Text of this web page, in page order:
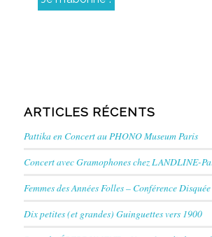
ARTICLES RÉCENTS
Pattika en Concert au PHONO Museum Paris
Concert avec Gramophones chez LANDLINE-
Femmes des Années Folles – Conférence Disquée
Dix petites (et grandes) Guinguettes vers 1900